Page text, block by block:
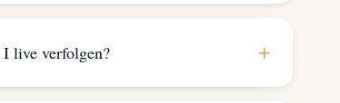
live verfolgen? +